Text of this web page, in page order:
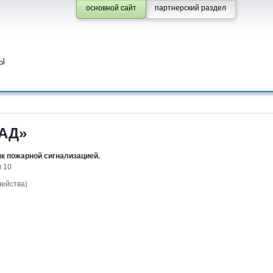
партнерский раздел
основной сайт
сигнализацией.
10